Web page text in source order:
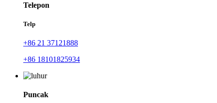
Telepon
Telp
+86 21 37121888
+86 18101825934
Puncak